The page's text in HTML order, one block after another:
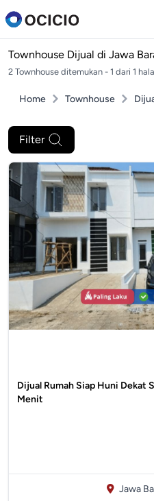
Townhouse Dijual di Jawa
2 Townhouse ditemukan - 1 dari 1
Home Townhouse
Filter
Dijual Rumah Siap Huni Dekat
Menit
Jawa